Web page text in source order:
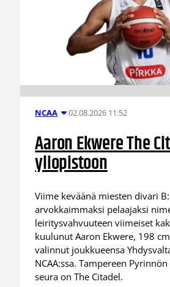
NCAA 02.08.2026 11:52
Aaron Ekwere The
yliopistoon
Viime keväänä miesten divari
arvokkaimmaksi pelaajaksi
leiritysvahvuuteen viimeiset
kuulunut Aaron Ekwere, 198
valinnut joukkueensa
NCAA:ssa. Tampereen
seura on The Citadel.